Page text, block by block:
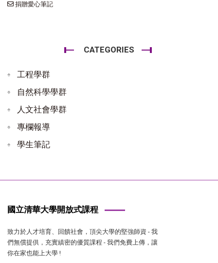
捐贈愛心筆記
CATEGORIES
工程學群
自然科學學群
人文社會學群
專欄報導
學生筆記
國立清華大學開放式課程
致力於人才培育、回饋社會，頂尖大學的堅強師資 - 我
們無償提供，充實縝密的優質課程 - 我們免費上傳，讓
你在家也能上大學 !